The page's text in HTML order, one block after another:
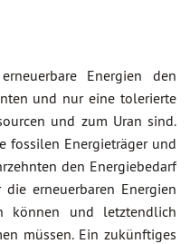
Energien den
und nur eine tolerierte
und zum Uran sind.
fossilen Energieträger und
den Energiebedarf
erneuerbaren Energien
können und letztendlich
müssen. Ein zukünftiges